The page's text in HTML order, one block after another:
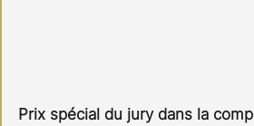
Prix spécial du jury dans la